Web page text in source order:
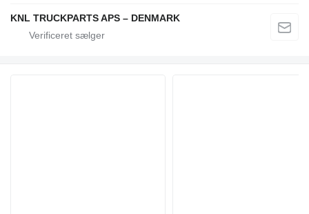
KNL TRUCKPARTS APS – DENMARK